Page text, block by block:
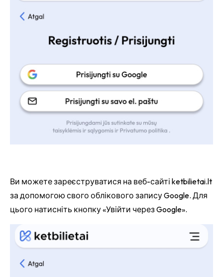
Ви можете зареєструватися на веб-сайті ketbilietai.lt
за допомогою свого облікового запису Google. Для
цього натисніть кнопку «Увійти через Google».